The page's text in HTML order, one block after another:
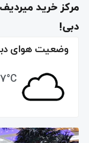
مرکز خرید
دبی!
وضعیت هوای